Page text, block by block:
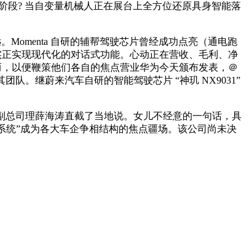
? 当自变量机械人正在展台上全方位还原具身智能落
自研的辅帮驾驶芯片曾经成功点亮（通电跑
实现现代化的对话式功能。心动正在营收、毛利、净
以便鞭策他们各自的焦点营业华为今天颁布发表，＠
队。继蔚来汽车自研的智能驾驶芯片 “神玑 NX9031”
司理薛海涛直截了当地说。女儿不经意的一句话，具
统”成为各大车企争相结构的焦点疆场。该公司尚未决